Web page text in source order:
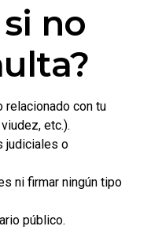
no
relacionado con tu
etc.).
judiciales o
ni firmar ningún tipo
público.